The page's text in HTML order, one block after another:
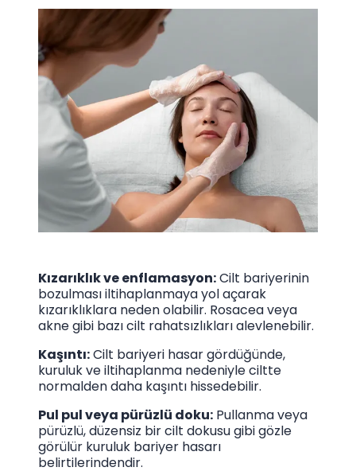
Kızarıklık ve enflamasyon:Cilt bariyerinin
bozulması iltihaplanmaya yol açarak
kızarıklıklara neden olabilir. Rosacea veya
akne gibi bazı cilt rahatsızlıkları alevlenebilir.
Kaşıntı:Cilt bariyeri hasar gördüğünde,
kuruluk ve iltihaplanma nedeniyle ciltte
normalden daha kaşıntı hissedebilir.
Pul pul veya pürüzlü doku: Pullanma veya
pürüzlü, düzensiz bir cilt dokusu gibi gözle
görülür kuruluk bariyer hasarı
belirtilerindendir.